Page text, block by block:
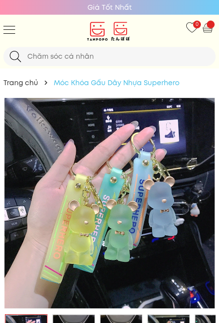
100% Chính Hãng
0
Trang chủ Móc Khóa Gấu Dây Nhựa Superhero